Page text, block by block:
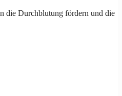
die Durchblutung fördern und die